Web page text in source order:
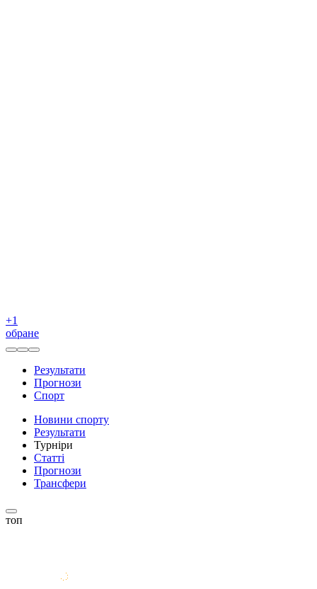
+1
обране
Результати
Прогнози
Спорт
Новини спорту
Результати
Турніри
Статті
Прогнози
Трансфери
топ